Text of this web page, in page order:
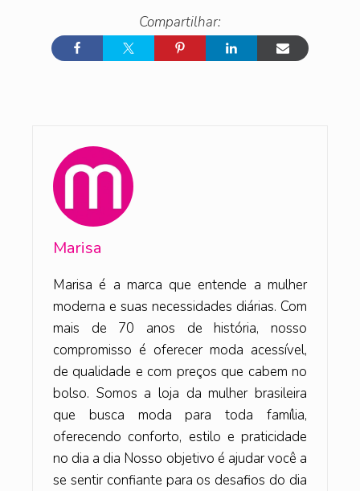
Marisa
Marisa é a marca que entende a mulher
moderna e suas necessidades diárias. Com
mais de 70 anos de história, nosso
compromisso é oferecer moda acessível,
de qualidade e com preços que cabem no
bolso. Somos a loja da mulher brasileira
que busca moda para toda família,
oferecendo conforto, estilo e praticidade
no dia a dia Nosso objetivo é ajudar você a
se sentir confiante para os desafios do dia